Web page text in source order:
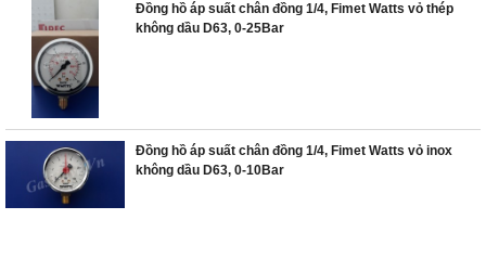
Đồng hồ áp suất chân đồng 1/4, Fimet Watts vỏ thép
không dầu D63, 0-25Bar
Đồng hồ áp suất chân đồng 1/4, Fimet Watts vỏ inox
không dầu D63, 0-10Bar